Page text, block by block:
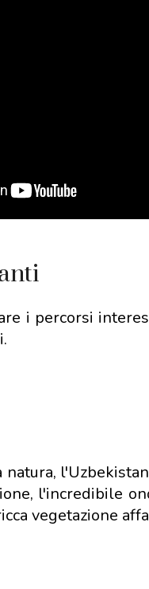
i percorsi
l'incredibile
vegetazione